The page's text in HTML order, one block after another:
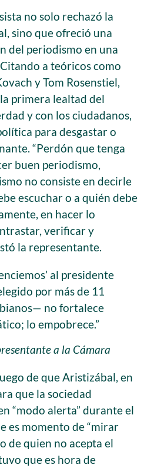
no solo rechazó la
sino que ofreció una
del periodismo en una
a teóricos como
y Tom Rosenstiel,
primera lealtad del
y con los ciudadanos,
para desgastar o
“Perdón que tenga
buen periodismo,
no consiste en decirle
escuchar o a quién debe
en hacer lo
verificar y
la representante.
al presidente
por más de 11
no fortalece
lo empobrece.”
a la Cámara
de que Aristizábal, en
que la sociedad
“modo alerta” durante el
es momento de “mirar
de quien no acepta el
que es hora de